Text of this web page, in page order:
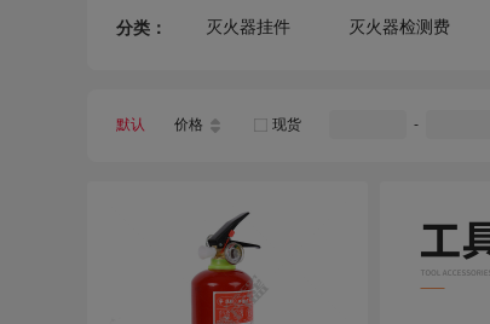
分类： 灭火器挂件 灭火器检测费
默认 价格 现货 -